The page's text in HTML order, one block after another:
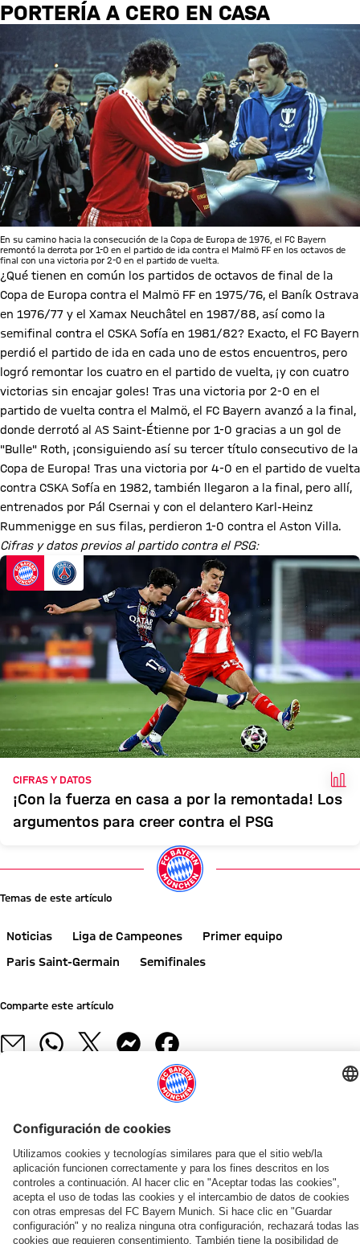
PORTERÍA A CERO EN CASA
En su camino hacia la consecución de la Copa de Europa de 1976, el FC Bayern
remontó la derrota por 1-0 en el partido de ida contra el Malmö FF en los octavos de
final con una victoria por 2-0 en el partido de vuelta.
¿Qué tienen en común los partidos de octavos de final de la
Copa de Europa contra el Malmö FF en 1975/76, el Baník Ostrava
en 1976/77 y el Xamax Neuchâtel en 1987/88, así como la
semifinal contra el CSKA Sofía en 1981/82? Exacto, el FC Bayern
perdió el partido de ida en cada uno de estos encuentros, pero
logró remontar los cuatro en el partido de vuelta, ¡y con cuatro
victorias sin encajar goles! Tras una victoria por 2-0 en el
partido de vuelta contra el Malmö, el FC Bayern avanzó a la final,
donde derrotó al AS Saint-Étienne por 1-0 gracias a un gol de
"Bulle" Roth, ¡consiguiendo así su tercer título consecutivo de la
Copa de Europa! Tras una victoria por 4-0 en el partido de vuelta
contra CSKA Sofía en 1982, también llegaron a la final, pero allí,
entrenados por Pál Csernai y con el delantero Karl-Heinz
Rummenigge en sus filas, perdieron 1-0 contra el Aston Villa.
Cifras y datos previos al partido contra el PSG:
CIFRAS Y DATOS
¡Con la fuerza en casa a por la remontada! Los
argumentos para creer contra el PSG
Temas de este artículo
Noticias Liga de Campeones
Primer equipo
Paris Saint-Germain
Semifinales
Comparte este artículo
NOTICIAS RELACIONADAS
El
FC
Bayern
cierra
el
Las
mejores
imágenes
del
Audi
Por
qué
una
pareja
de
Hong
Llamamiento
a
la
Bundesliga:
«La
Aleksandar
Pavlović:
«Quiero
demostrarle
al
Entrenando
con
niños
junto
a
Ito,
del
FC
Bayern:
Toda
la
Así
fue
el
jueves
del
COLABORADOR